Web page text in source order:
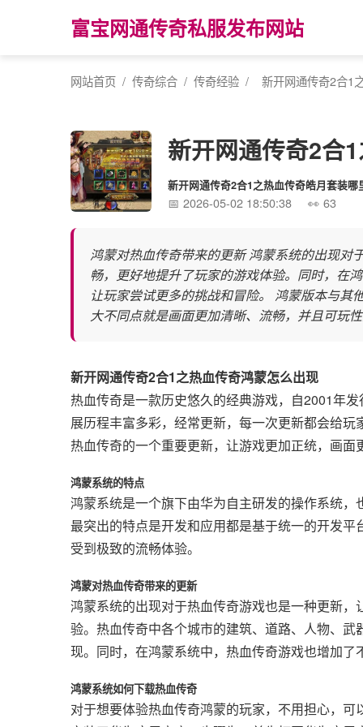
富宝网通传奇私服发布网站
网站首页 / 传奇综合 / 传奇经验 / 新开网通传奇2合1
新开网通传奇2合
新开网通传奇2合1之热血传奇皓月套装哪
2026-05-02 18:50:38 63
鸿蒙对热血传奇带来的更新 鸿蒙系统的出现对
畅，更好地提升了玩家的游戏体验。同时，在
让玩家尝试更多的挑战和冒险。 鸿蒙版本与其
大不同点就是画面更加清晰、流畅，并且可玩
新开网通传奇2合1之热血传奇鸿蒙怎么出现
热血传奇是一款历史悠久的经典游戏，自2001年
展历程丰富多彩，经常更新，每一次更新都会给
热血传奇的一个重要更新，让游戏更加正统，画
鸿蒙系统的特点
鸿蒙系统是一个旗下由华为自主研发的操作系统
最突出的特点是开发和应用都是基于统一的开发
受到极致的流畅体验。
鸿蒙对热血传奇带来的更新
鸿蒙系统的出现对于热血传奇游戏也是一种更新
验。热血传奇中各个城市的建筑、道路、人物、
现。同时，在鸿蒙系统中，热血传奇游戏也增加
鸿蒙系统如何下载热血传奇
对于想要体验热血传奇鸿蒙的玩家，不用担心，